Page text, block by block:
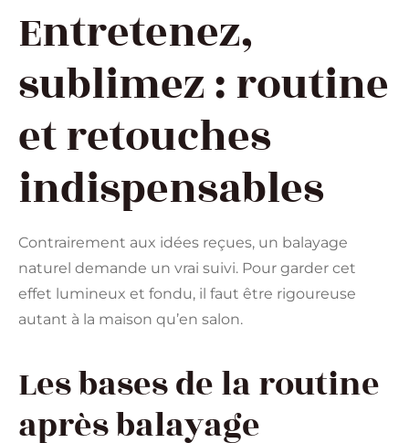
Entretenez,
sublimez : routine
et retouches
indispensables
Contrairement aux idées reçues, un balayage
naturel demande un vrai suivi. Pour garder cet
effet lumineux et fondu, il faut être rigoureuse
autant à la maison qu’en salon.
Les bases de la routine
après balayage